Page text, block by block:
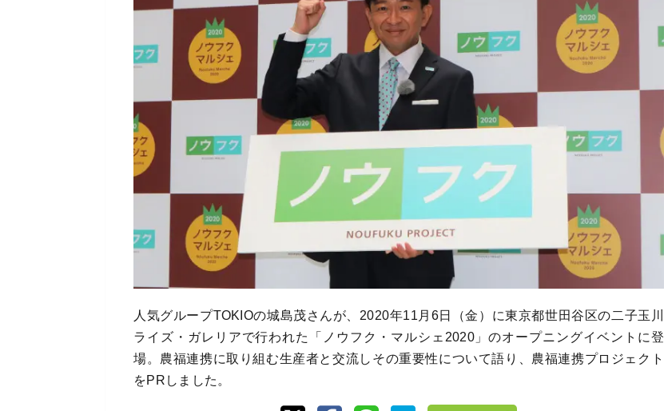
人気グループTOKIOの城島茂さんが、2020年11月6日（金）に東京都世田谷区の二子玉川
ライズ・ガレリアで行われた「ノウフク・マルシェ2020」のオープニングイベントに登
場。農福連携に取り組む生産者と交流しその重要性について語り、農福連携プロジェクト
をPRしました。